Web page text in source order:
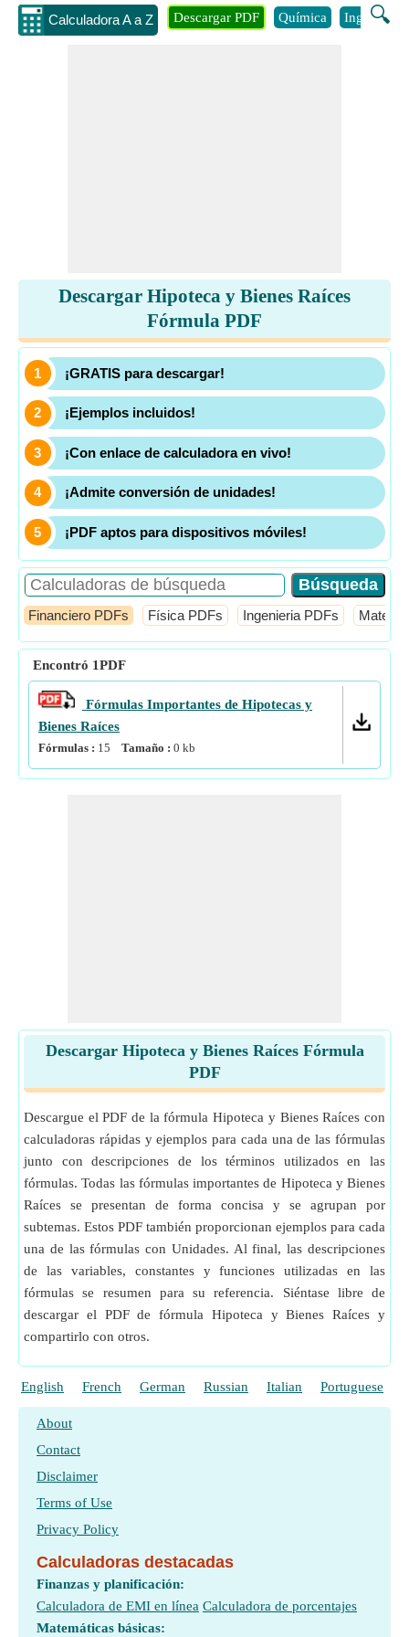
Calculadora A a Z 🔍
Descargar PDF Química Ingenieria
Descargar Hipoteca y Bienes Raíces
Fórmula PDF
¡GRATIS para descargar!
¡Ejemplos incluidos!
¡Con enlace de calculadora en vivo!
¡Admite conversión de unidades!
¡PDF aptos para dispositivos móviles!
Financiero PDFs Física PDFs Ingenieria PDFs Mates
Encontró 1PDF
Fórmulas Importantes de Hipotecas y
Bienes Raíces
Fórmulas : 15 Tamaño : 0 kb
Descargar Hipoteca y Bienes Raíces Fórmula
PDF
Descargue el PDF de la fórmula Hipoteca y Bienes Raíces con
calculadoras rápidas y ejemplos para cada una de las fórmulas
junto con descripciones de los términos utilizados en las
fórmulas. Todas las fórmulas importantes de Hipoteca y Bienes
Raíces se presentan de forma concisa y se agrupan por
subtemas. Estos PDF también proporcionan ejemplos para cada
una de las fórmulas con Unidades. Al final, las descripciones
de las variables, constantes y funciones utilizadas en las
fórmulas se resumen para su referencia. Siéntase libre de
descargar el PDF de fórmula Hipoteca y Bienes Raíces y
compartirlo con otros.
English French German Russian Italian Portuguese
About
Contact
Disclaimer
Terms of Use
Privacy Policy
Calculadoras destacadas
Finanzas y planificación:
Calculadora de EMI en línea Calculadora de porcentajes
Matemáticas básicas: